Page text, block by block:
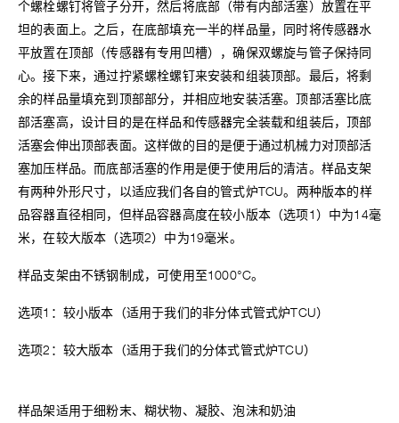
个螺栓螺钉将管子分开，然后将底部（带有内部活塞）放置在平
坦的表面上。之后，在底部填充一半的样品量，同时将传感器水
平放置在顶部（传感器有专用凹槽），确保双螺旋与管子保持同
心。接下来，通过拧紧螺栓螺钉来安装和组装顶部。最后，将剩
余的样品量填充到顶部部分，并相应地安装活塞。顶部活塞比底
部活塞高，设计目的是在样品和传感器完全装载和组装后，顶部
活塞会伸出顶部表面。这样做的目的是便于通过机械力对顶部活
塞加压样品。而底部活塞的作用是便于使用后的清洁。样品支架
有两种外形尺寸，以适应我们各自的管式炉TCU。两种版本的样
品容器直径相同，但样品容器高度在较小版本（选项1）中为14毫
米，在较大版本（选项2）中为19毫米。
样品支架由不锈钢制成，可使用至1000°C。
选项1：较小版本（适用于我们的非分体式管式炉TCU）
选项2：较大版本（适用于我们的分体式管式炉TCU）
样品架适用于细粉末、糊状物、凝胶、泡沫和奶油